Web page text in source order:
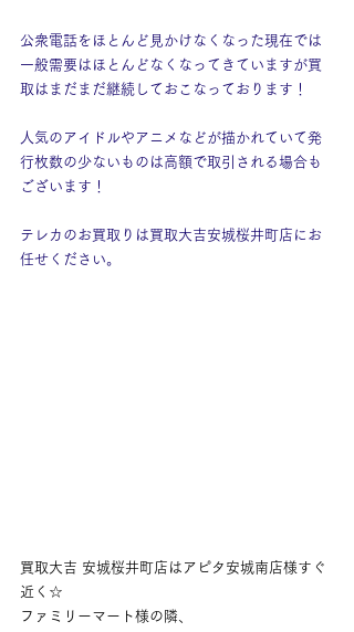
公衆電話をほとんど見かけなくなった現在では
一般需要はほとんどなくなってきていますが買
取はまだまだ継続しておこなっております！
人気のアイドルやアニメなどが描かれていて発
行枚数の少ないものは高額で取引される場合も
ございます！
テレカのお買取りは買取大吉安城桜井町店にお
任せください。
買取大吉 安城桜井町店はアピタ安城南店様すぐ
近く☆
ファミリーマート様の隣、